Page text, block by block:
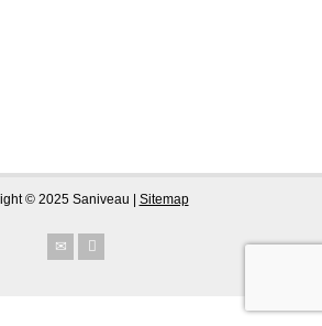
© 2025 Saniveau | Sitemap